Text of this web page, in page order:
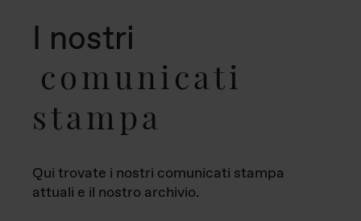
I nostri
comunicati
stampa
Qui trovate i nostri comunicati stampa
attuali e il nostro archivio.